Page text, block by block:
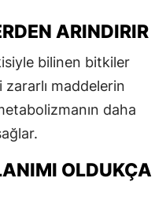
ARINDIRIR
bilinen bitkiler
zararlı maddelerin
daha
OLDUKÇA